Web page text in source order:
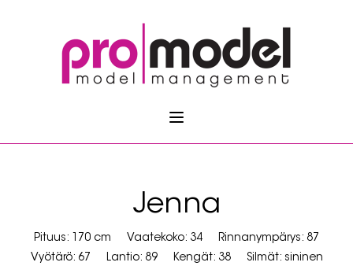
Jenna
Pituus: 170 cm Vaatekoko: 34
Rinnanympärys: 87
Vyötärö: 67
Lantio: 89 Kengät: 38
Silmät: sininen